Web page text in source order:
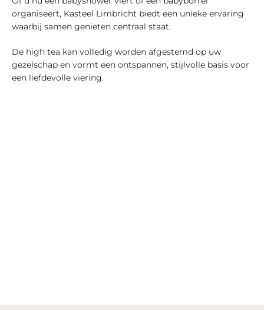
organiseert, Kasteel Limbricht biedt een unieke ervaring
waarbij samen genieten centraal staat.
De high tea kan volledig worden afgestemd op uw
gezelschap en vormt een ontspannen, stijlvolle basis voor
een liefdevolle viering.